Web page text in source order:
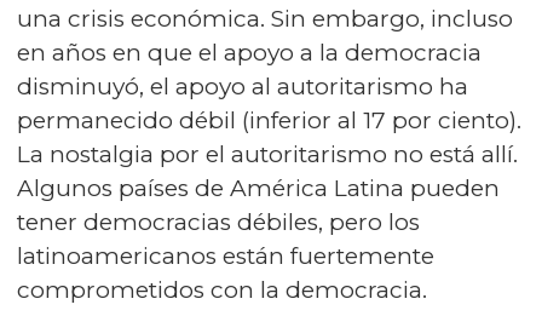
una crisis económica. Sin embargo, incluso
en años en que el apoyo a la democracia
disminuyó, el apoyo al autoritarismo ha
permanecido débil (inferior al 17 por ciento).
La nostalgia por el autoritarismo no está allí.
Algunos países de América Latina pueden
tener democracias débiles, pero los
latinoamericanos están fuertemente
comprometidos con la democracia.